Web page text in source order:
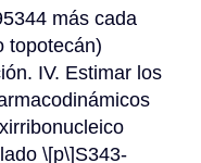
más cada
topotecán)
IV. Estimar los
\[p\]S343-